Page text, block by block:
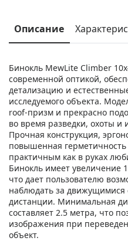
Описание
Бинокль MewLite Climber
современной оптикой,
детализацию и
исследуемого объекта.
roof-призм и прекрасно
во время разведки, охоты и
Прочная конструкция,
повышенная герметичность
практичным как в руках
Бинокль имеет увеличение
что дает пользователю
наблюдать за движущимися
дистанции. Минимальная
составляет 2.5 метра, что
изображения при
объект.